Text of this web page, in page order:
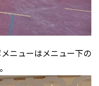
ニューはメニュー下の